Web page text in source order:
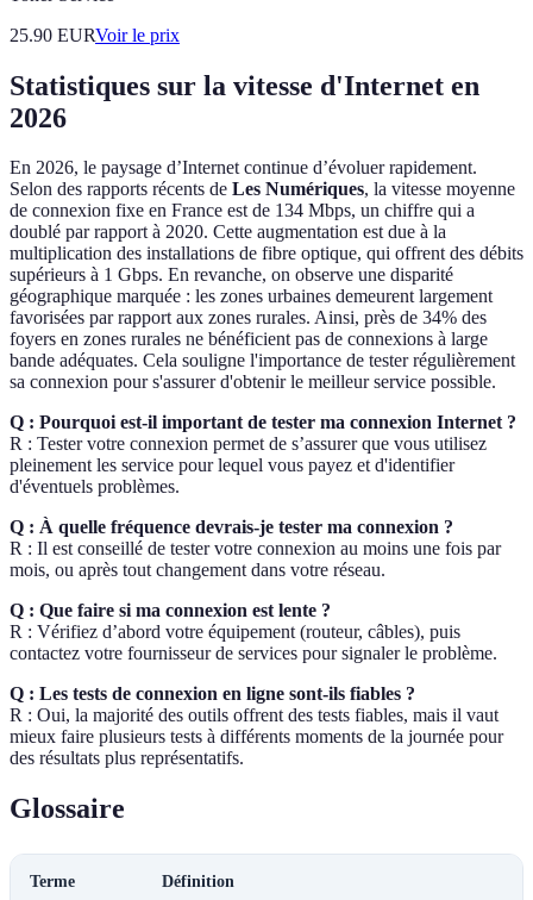
25.90 EURVoir le prix
Statistiques sur la vitesse d'Internet en
2026
En 2026, le paysage d’Internet continue d’évoluer rapidement.
Selon des rapports récents de Les Numériques, la vitesse moyenne
de connexion fixe en France est de 134 Mbps, un chiffre qui a
doublé par rapport à 2020. Cette augmentation est due à la
multiplication des installations de fibre optique, qui offrent des débits
supérieurs à 1 Gbps. En revanche, on observe une disparité
géographique marquée : les zones urbaines demeurent largement
favorisées par rapport aux zones rurales. Ainsi, près de 34% des
foyers en zones rurales ne bénéficient pas de connexions à large
bande adéquates. Cela souligne l'importance de tester régulièrement
sa connexion pour s'assurer d'obtenir le meilleur service possible.
Q : Pourquoi est-il important de tester ma connexion Internet ?
R : Tester votre connexion permet de s’assurer que vous utilisez
pleinement les service pour lequel vous payez et d'identifier
d'éventuels problèmes.
Q : À quelle fréquence devrais-je tester ma connexion ?
R : Il est conseillé de tester votre connexion au moins une fois par
mois, ou après tout changement dans votre réseau.
Q : Que faire si ma connexion est lente ?
R : Vérifiez d’abord votre équipement (routeur, câbles), puis
contactez votre fournisseur de services pour signaler le problème.
Q : Les tests de connexion en ligne sont-ils fiables ?
R : Oui, la majorité des outils offrent des tests fiables, mais il vaut
mieux faire plusieurs tests à différents moments de la journée pour
des résultats plus représentatifs.
Glossaire
Terme Définition